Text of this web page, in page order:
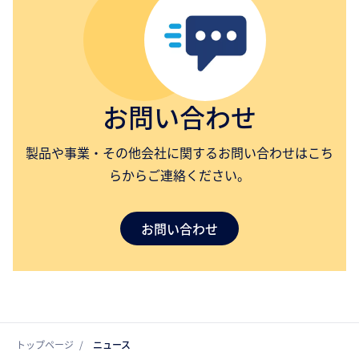
お問い合わせ
製品や事業・その他会社に関するお問い合わせはこち
らからご連絡ください。
お問い合わせ
トップページ ニュース